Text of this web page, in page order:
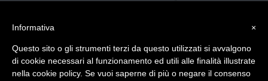
in questo sito intende sostituire il parere del proprio medico di
fiducia. Tutte le scelte e le decisioni terapeutiche devono essere
esclusivamente divulgative e in nessun caso deve essere utilizzato
come riferimento per modificare di propria iniziativa la terapia
prescritta dal medico.
×
Informativa
Questo sito o gli strumenti terzi da questo utilizzati si avvalgono
di cookie necessari al funzionamento ed utili alle finalità illustrate
nella cookie policy. Se vuoi saperne di più o negare il consenso